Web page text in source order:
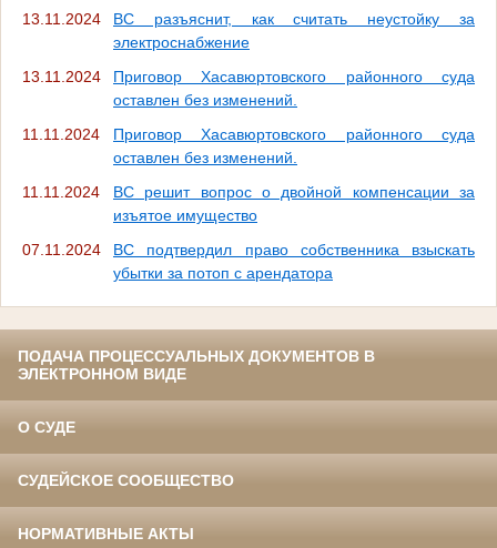
13.11.2024
ВС разъяснит, как считать неустойку за
электроснабжение
13.11.2024
Приговор Хасавюртовского районного суда
оставлен без изменений.
11.11.2024
Приговор Хасавюртовского районного суда
оставлен без изменений.
11.11.2024
ВС решит вопрос о двойной компенсации за
изъятое имущество
07.11.2024
ВС подтвердил право собственника взыскать
убытки за потоп с арендатора
ПОДАЧА ПРОЦЕССУАЛЬНЫХ ДОКУМЕНТОВ В
ЭЛЕКТРОННОМ ВИДЕ
О СУДЕ
СУДЕЙСКОЕ СООБЩЕСТВО
НОРМАТИВНЫЕ АКТЫ